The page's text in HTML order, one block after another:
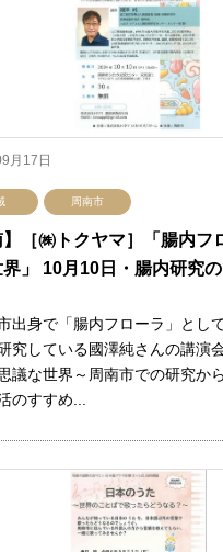
月17日
周南市
】［㈱トクヤマ］「腸内フ
」 10月10日・腸内研究
出身で「腸内フローラ」とし
究している國澤純さんの講演
議な世界～周南市での研究か
のすすめ...